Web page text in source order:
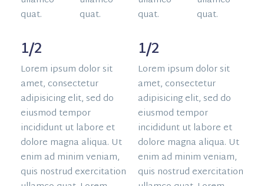
quat.
quat.
quat.
quat.
1/2
Lorem ipsum dolor sit
amet, consectetur
adipisicing elit, sed do
eiusmod tempor
incididunt ut labore et
dolore magna aliqua. Ut
enim ad minim veniam,
quis nostrud exercitation
1/2
Lorem ipsum dolor sit
amet, consectetur
adipisicing elit, sed do
eiusmod tempor
incididunt ut labore et
dolore magna aliqua. Ut
enim ad minim veniam,
quis nostrud exercitation